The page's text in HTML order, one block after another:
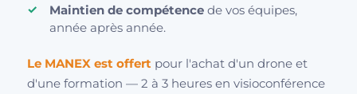
Maintien de compétence de vos équipes,
année après année.
Le MANEX est offert pour l'achat d'un drone et
d'une formation — 2 à 3 heures en visioconférence